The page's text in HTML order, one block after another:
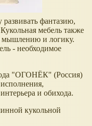
фантазию,
мебель также
мышлению и логику.
- необходимое
"ОГОНЁК" (Россия)
и обихода.
кукольной